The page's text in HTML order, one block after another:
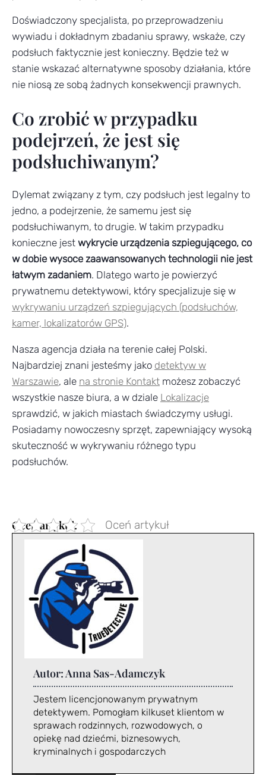
Doświadczony specjalista, po przeprowadzeniu
wywiadu i dokładnym zbadaniu sprawy, wskaże, czy
podsłuch faktycznie jest konieczny. Będzie też w
stanie wskazać alternatywne sposoby działania, które
nie niosą ze sobą żadnych konsekwencji prawnych.
Co zrobić w przypadku
podejrzeń, że jest się
podsłuchiwanym?
Dylemat związany z tym, czy podsłuch jest legalny to
jedno, a podejrzenie, że samemu jest się
podsłuchiwanym, to drugie. W takim przypadku
konieczne jest wykrycie urządzenia szpiegującego, co
w dobie wysoce zaawansowanych technologii nie jest
łatwym zadaniem. Dlatego warto je powierzyć
prywatnemu detektywowi, który specjalizuje się w
wykrywaniu urządzeń szpiegujących (podsłuchów,
kamer, lokalizatorów GPS).
Nasza agencja działa na terenie całej Polski.
Najbardziej znani jesteśmy jako detektyw w
Warszawie, ale na stronie Kontakt możesz zobaczyć
wszystkie nasze biura, a w dziale Lokalizacje
sprawdzić, w jakich miastach świadczymy usługi.
Posiadamy nowoczesny sprzęt, zapewniający wysoką
skuteczność w wykrywaniu różnego typu
podsłuchów.
Oceń artykuł
Autor:Anna Sas-Adamczyk
Jestem licencjonowanym prywatnym
detektywem. Pomogłam kilkuset klientom w
sprawach rodzinnych, rozwodowych, o
opiekę nad dziećmi, biznesowych,
kryminalnych i gospodarczych